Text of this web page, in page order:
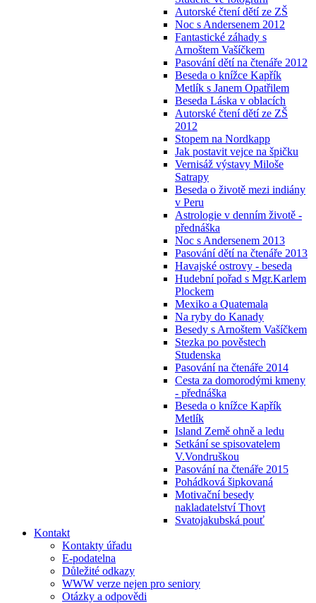
Autorské čtení dětí ze ZŠ
Noc s Andersenem 2012
Fantastické záhady s
Arnoštem Vašíčkem
Pasování dětí na čtenáře 2012
Beseda o knížce Kapřík
Metlík s Janem Opatřilem
Beseda Láska v oblacích
Autorské čtení dětí ze ZŠ
2012
Stopem na Nordkapp
Jak postavit vejce na špičku
Vernisáž výstavy Miloše
Satrapy
Beseda o životě mezi indiány
v Peru
Astrologie v denním životě -
přednáška
Noc s Andersenem 2013
Pasování dětí na čtenáře 2013
Havajské ostrovy - beseda
Hudební pořad s Mgr.Karlem
Plockem
Mexiko a Quatemala
Na ryby do Kanady
Besedy s Arnoštem Vašíčkem
Stezka po pověstech
Studenska
Pasování na čtenáře 2014
Cesta za domorodými kmeny
- přednáška
Beseda o knížce Kapřík
Metlík
Island Země ohně a ledu
Setkání se spisovatelem
V.Vondruškou
Pasování na čtenáře 2015
Pohádková šipkovaná
Motivační besedy
nakladatelství Thovt
Svatojakubská pouť
Kontakt
Kontakty úřadu
E-podatelna
Důležité odkazy
WWW verze nejen pro seniory
Otázky a odpovědi